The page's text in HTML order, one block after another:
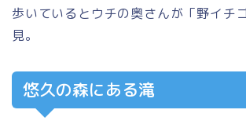
歩いているとウチの奥さんが 「野イチ
見。
悠久の森にある滝